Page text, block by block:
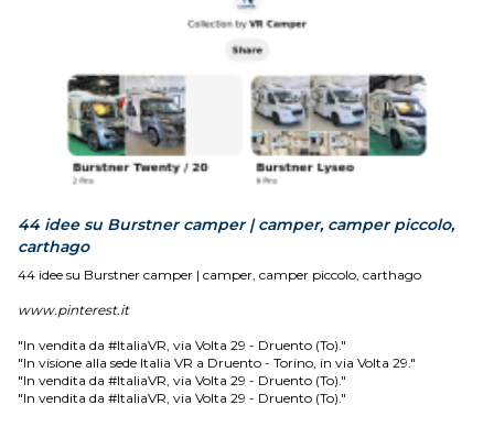
44 idee su Burstner camper | camper, camper piccolo,
carthago
44 idee su Burstner camper | camper, camper piccolo, carthago
www.pinterest.it
"In vendita da #ItaliaVR, via Volta 29 - Druento (To)."
"In visione alla sede Italia VR a Druento - Torino, in via Volta 29."
"In vendita da #ItaliaVR, via Volta 29 - Druento (To)."
"In vendita da #ItaliaVR, via Volta 29 - Druento (To)."